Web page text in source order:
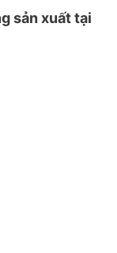
sản xuất tại